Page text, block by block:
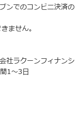
ンでのコンビニ決済の
ません。
社ラクーンフィナンシ
1～3日